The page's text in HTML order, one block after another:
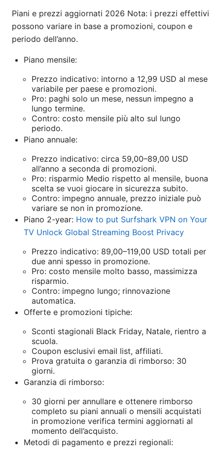
Piani e prezzi aggiornati 2026 Nota: i prezzi effettivi
possono variare in base a promozioni, coupon e
periodo dell’anno.
Piano mensile:
Prezzo indicativo: intorno a 12,99 USD al mese
variabile per paese e promozioni.
Pro: paghi solo un mese, nessun impegno a
lungo termine.
Contro: costo mensile più alto sul lungo
periodo.
Piano annuale:
Prezzo indicativo: circa 59,00–89,00 USD
all’anno a seconda di promozioni.
Pro: risparmio Medio rispetto al mensile, buona
scelta se vuoi giocare in sicurezza subito.
Contro: impegno annuale, prezzo iniziale può
variare se non in promozione.
Piano 2-year: How to put Surfshark VPN on Your
TV Unlock Global Streaming Boost Privacy
Prezzo indicativo: 89,00–119,00 USD totali per
due anni spesso in promozione.
Pro: costo mensile molto basso, massimizza
risparmio.
Contro: impegno lungo; rinnovazione
automatica.
Offerte e promozioni tipiche:
Sconti stagionali Black Friday, Natale, rientro a
scuola.
Coupon esclusivi email list, affiliati.
Prova gratuita o garanzia di rimborso: 30
giorni.
Garanzia di rimborso:
30 giorni per annullare e ottenere rimborso
completo su piani annuali o mensili acquistati
in promozione verifica termini aggiornati al
momento dell’acquisto.
Metodi di pagamento e prezzi regionali: